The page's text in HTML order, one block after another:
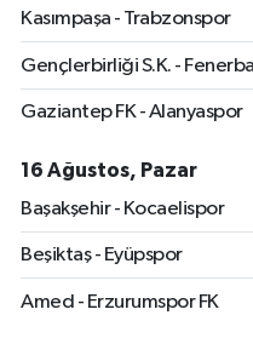
Kasımpaşa - Trabzonspor
Gençlerbirliği S.K. -
Gaziantep FK - Alanyaspor
16 Ağustos, Pazar
Başakşehir - Kocaelispor
Beşiktaş - Eyüpspor
Amed - Erzurumspor FK